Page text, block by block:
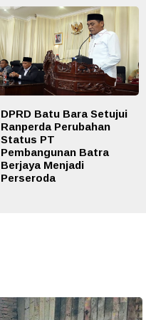
DPRD Batu Bara Setujui
Ranperda Perubahan
Status PT
Pembangunan Batra
Berjaya Menjadi
Perseroda